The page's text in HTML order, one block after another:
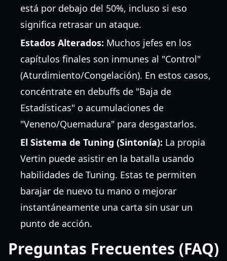
está por debajo del 50%, incluso si eso
significa retrasar un ataque.
Estados Alterados: Muchos jefes en los
capítulos finales son inmunes al "Control"
(Aturdimiento/Congelación). En estos casos,
concéntrate en debuffs de "Baja de
Estadísticas" o acumulaciones de
"Veneno/Quemadura" para desgastarlos.
El Sistema de Tuning (Sintonía): La propia
Vertin puede asistir en la batalla usando
habilidades de Tuning. Estas te permiten
barajar de nuevo tu mano o mejorar
instantáneamente una carta sin usar un
punto de acción.
Preguntas Frecuentes (FAQ)